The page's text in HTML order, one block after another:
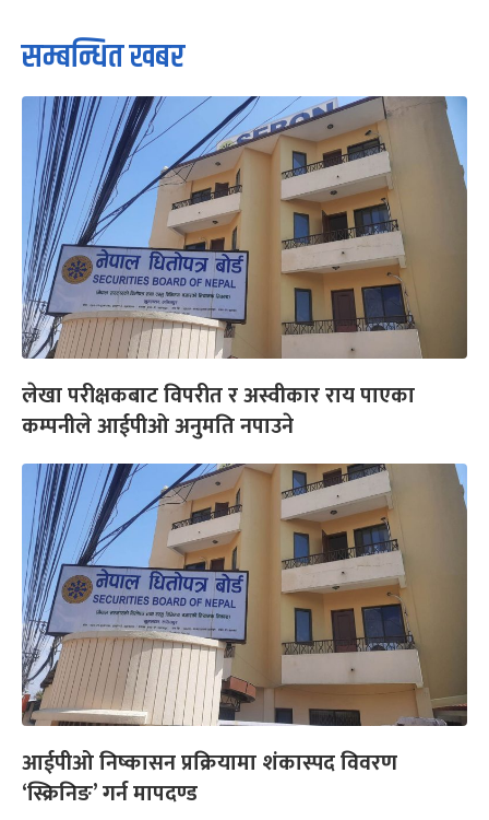
सम्बन्धित खबर
लेखा परीक्षकबाट विपरीत र अस्वीकार राय पाएका
कम्पनीले आईपीओ अनुमति नपाउने
आईपीओ निष्कासन प्रक्रियामा शंकास्पद विवरण
‘स्क्रिनिङ’ गर्न मापदण्ड